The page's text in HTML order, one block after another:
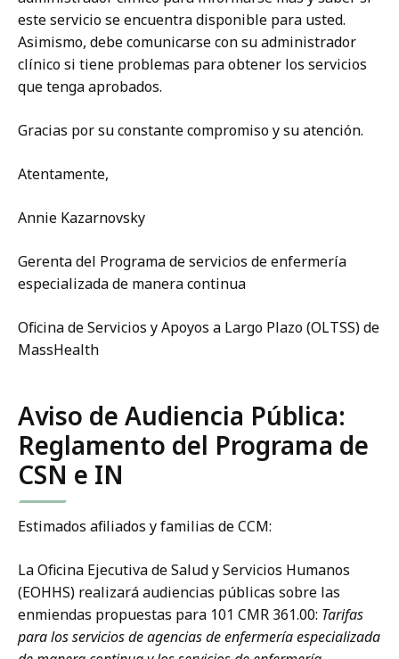
este servicio se encuentra disponible para usted.
Asimismo, debe comunicarse con su administrador
clínico si tiene problemas para obtener los servicios
que tenga aprobados.
Gracias por su constante compromiso y su atención.
Atentamente,
Annie Kazarnovsky
Gerenta del Programa de servicios de enfermería
especializada de manera continua
Oficina de Servicios y Apoyos a Largo Plazo (OLTSS) de
MassHealth
Aviso de Audiencia Pública:
Reglamento del Programa de
CSN e IN
Estimados afiliados y familias de CCM:
La Oficina Ejecutiva de Salud y Servicios Humanos
(EOHHS) realizará audiencias públicas sobre las
enmiendas propuestas para 101 CMR 361.00: Tarifas
para los servicios de agencias de enfermería especializada